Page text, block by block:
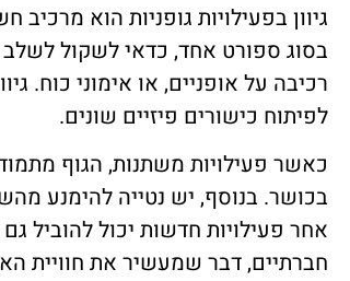
גיוון בפעילויות גופניות הוא
בסוג ספורט אחד, כדאי לשקול לשלב
רכיבה על אופניים, או אימוני כוח.
לפיתוח כישורים פיזיים שונים.
כאשר פעילויות משתנות, הגוף
בכושר. בנוסף, יש נטייה להימנע
אחר פעילויות חדשות יכול להוביל
חברתיים, דבר שמעשיר את חוויית